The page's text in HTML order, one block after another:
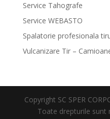
Service Tahografe
Service WEBASTO
Spalatorie profesionala
Vulcanizare Tir –
Copyright SC SPER
Toate drepturile